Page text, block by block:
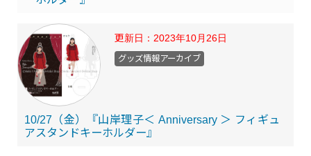
更新日： 2023年10月26日
10/27（金）『山岸理子＜ Anniversary ＞ フィギュ
アスタンドキーホルダー』
グッズ情報アーカイブ